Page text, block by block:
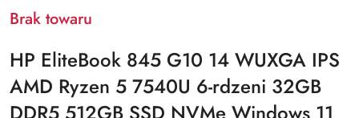
Brak towaru
HP EliteBook 845 G10 14 WUXGA IPS
AMD Ryzen 5 7540U 6-rdzeni 32GB